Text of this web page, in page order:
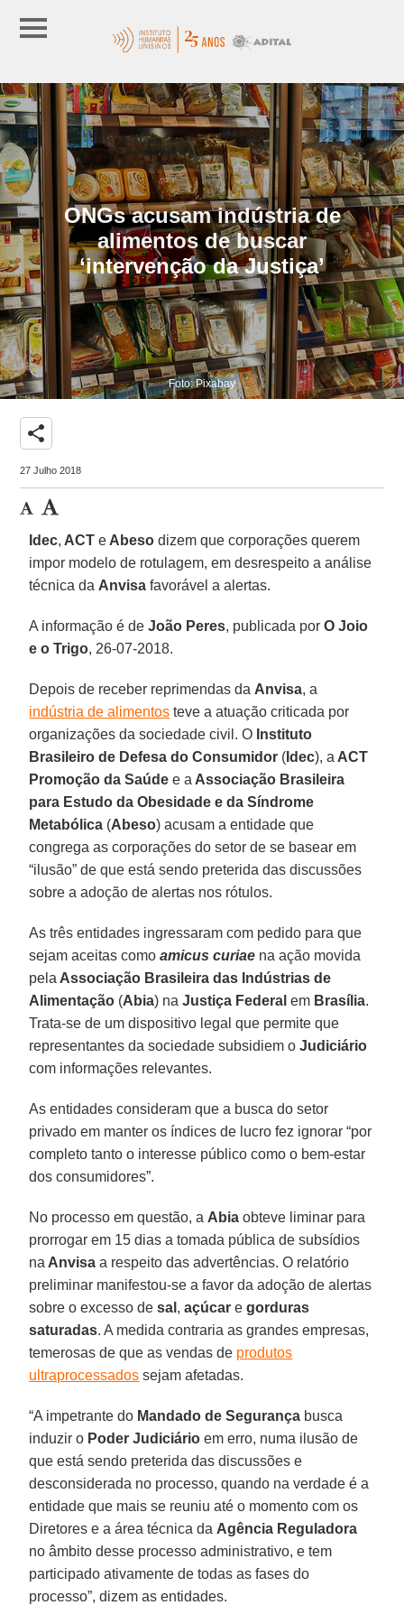
ONGs acusam indústria de
alimentos de buscar
‘intervenção da Justiça’
Foto: Pixabay
share
27 Julho 2018
Idec, ACTe Abeso dizem que corporações querem
impor modelo de rotulagem, em desrespeito a análise
técnica da Anvisa favorável a alertas.
A informação é deJoão Peres, publicada porO Joio
e o Trigo, 26-07-2018.
Depois de receber reprimendas da Anvisa, a
indústria de alimentos teve a atuação criticada por
organizações da sociedade civil. O Instituto
Brasileiro de Defesa do Consumidor ( Idec), a ACT
Promoção da Saúdee a Associação Brasileira
para Estudo da Obesidade e da Síndrome
Metabólica (Abeso) acusam a entidade que
congrega as corporações do setor de se basear em
“ilusão” de que está sendo preterida das discussões
sobre a adoção de alertas nos rótulos.
As três entidades ingressaram com pedido para que
sejam aceitas comoamicus curiae na ação movida
pela Associação Brasileira das Indústrias de
Alimentação (Abia) naJustiça Federalem Brasília.
Trata-se de um dispositivo legal que permite que
representantes da sociedade subsidiem o Judiciário
com informações relevantes.
As entidades consideram que a busca do setor
privado em manter os índices de lucro fez ignorar “por
completo tanto o interesse público como o bem-estar
dos consumidores”.
No processo em questão, a Abia obteve liminar para
prorrogar em 15 dias a tomada pública de subsídios
na Anvisa a respeito das advertências. O relatório
preliminar manifestou-se a favor da adoção de alertas
sobre o excesso desal , açúcare gorduras
saturadas. A medida contraria as grandes empresas,
temerosas de que as vendas de produtos
ultraprocessados sejam afetadas.
“A impetrante do Mandado de Segurança busca
induzir o Poder Judiciário em erro, numa ilusão de
que está sendo preterida das discussões e
desconsiderada no processo, quando na verdade é a
entidade que mais se reuniu até o momento com os
Diretores e a área técnica da Agência Reguladora
no âmbito desse processo administrativo, e tem
participado ativamente de todas as fases do
processo”, dizem as entidades.